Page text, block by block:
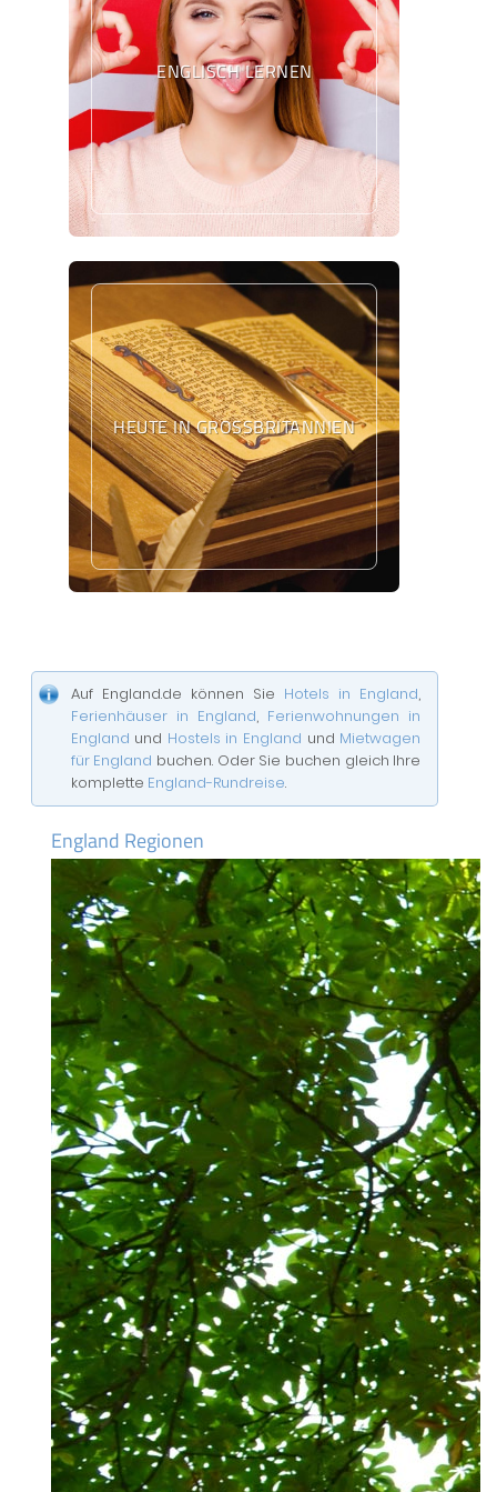
ENGLISCH LERNEN
HEUTE IN GROSSBRITANNIEN
Auf England.de können Sie Hotels in England,
Ferienhäuser in England, Ferienwohnungen in
England und Hostels in England und Mietwagen
für England buchen. Oder Sie buchen gleich Ihre
komplette England-Rundreise.
England Regionen